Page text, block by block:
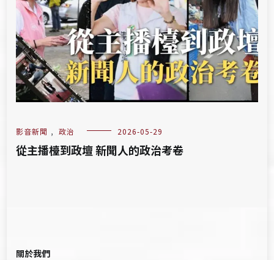
影音新聞 , 政治 2026-05-29
從主播檯到政壇 新聞人的政治考卷
關於我們